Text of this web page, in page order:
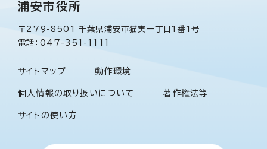
浦安市役所
〒279-8501 千葉県浦安市猫実一丁目1番1号
電話：047-351-1111
サイトマップ 動作環境
個人情報の取り扱いについて 著作権法等
サイトの使い方